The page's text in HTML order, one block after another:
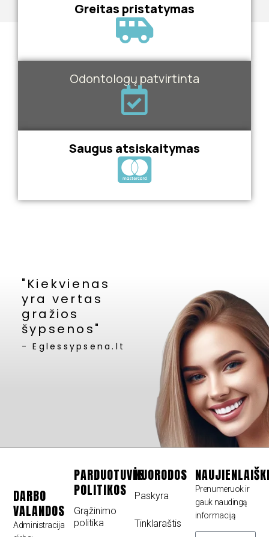
Greitas pristatymas
Odontologų patvirtinta
Saugus atsiskaitymas
"Kiekvienas
yra vertas
gražios
šypsenos"
- Eglessypsena.lt
DARBO
VALANDOS
Administracija
PARDUOTUVĖS
POLITIKOS
Grąžinimo
politika
NUORODOS
Paskyra
Tinklaraštis
Prenumeruok ir
gauk naudingą
informaciją